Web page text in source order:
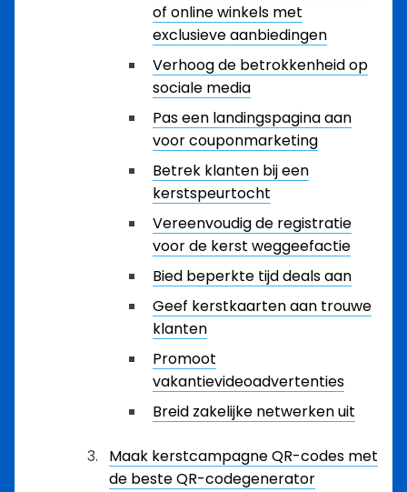
of online winkels met
exclusieve aanbiedingen
Verhoog de betrokkenheid op
sociale media
Pas een landingspagina aan
voor couponmarketing
Betrek klanten bij een
kerstspeurtocht
Vereenvoudig de registratie
voor de kerst weggeefactie
Bied beperkte tijd deals aan
Geef kerstkaarten aan trouwe
klanten
Promoot
vakantievideoadvertenties
Breid zakelijke netwerken uit
Maak kerstcampagne QR-codes met
de beste QR-codegenerator